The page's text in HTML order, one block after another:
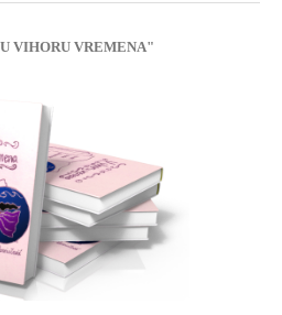
VIHORU VREMENA"